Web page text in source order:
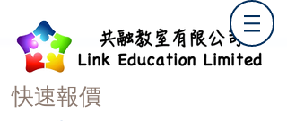
快速報價